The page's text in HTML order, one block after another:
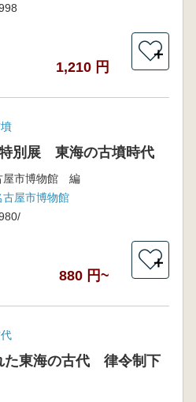
1,210 円
＋
別展 東海の古墳時代
屋市博物館 編
古屋市博物館
880 円~
＋
た東海の古代 律令制下